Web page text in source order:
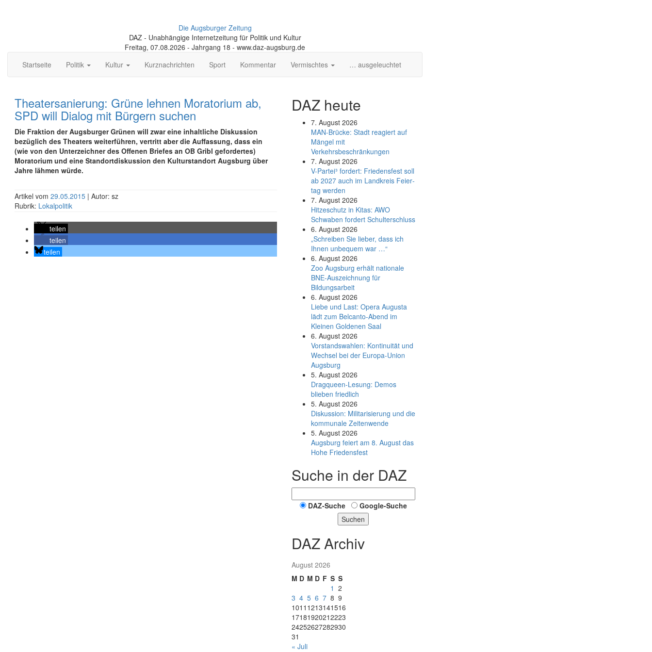
Die Augsburger Zeitung
DAZ - Unabhängige Internetzeitung für Politik und Kultur
Freitag, 07.08.2026 - Jahrgang 18 - www.daz-augsburg.de
Startseite
Politik Kultur Kurznachrichten Sport Kommentar Vermischtes … ausgeleuchtet
Theatersanierung: Grüne lehnen Moratorium ab,
SPD will Dialog mit Bürgern suchen
Die Fraktion der Augsburger Grünen will zwar eine inhaltliche Diskussion
bezüglich des Theaters weiterführen, vertritt aber die Auffassung, dass ein
(wie von den Unterzeichner des Offenen Briefes an OB Gribl gefordertes)
Moratorium und eine Standortdiskussion den Kulturstandort Augsburg über
Jahre lähmen würde.
Artikel vom 29.05.2015 | Autor: sz
Rubrik: Lokalpolitik
teilen
teilen
teilen
DAZ heute
7. August 2026
MAN-Brücke: Stadt reagiert auf
Mängel mit
Verkehrsbeschränkungen
7. August 2026
V-Partei­³ fordert: Friedens­fest soll
ab 2027 auch im Land­kreis Feier­
tag werden
7. August 2026
Hitzeschutz in Kitas: AWO
Schwaben fordert Schulterschluss
6. August 2026
„Schreiben Sie lieber, dass ich
Ihnen unbequem war …“
6. August 2026
Zoo Augsburg erhält nationale
BNE-Auszeichnung für
Bildungsarbeit
6. August 2026
Liebe und Last: Opera Augusta
lädt zum Belcanto-Abend im
Kleinen Goldenen Saal
6. August 2026
Vorstandswahlen: Kontinuität und
Wechsel bei der Europa-Union
Augsburg
5. August 2026
Dragqueen-Lesung: Demos
blieben friedlich
5. August 2026
Diskussion: Mi­li­ta­ri­sie­rung und die
kommunale Zeitenwende
5. August 2026
Augsburg feiert am 8. August das
Hohe Friedensfest
Suche in der DAZ
DAZ-Suche
Google-Suche
Suchen
DAZ Archiv
August 2026
M D M D F S S
1 2
3 4 5 6 7 8 9
1011 1213141516
17181920212223
24252627282930
31
« Juli